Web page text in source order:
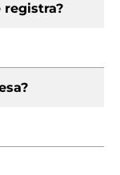
registra?